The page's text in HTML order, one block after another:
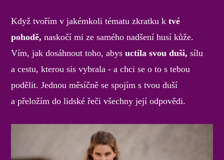
Když tvořím v jakémkoli tématu zkratku ktvé
pohodě, naskočí mi ze samého nadšení husí kůže.
Vím, jak dosáhnout toho, abysuctila svou duši, sílu
a cestu, kterou sis vybrala - a chci se o to s tebou
podělit. Jednou měsíčně se spojím s tvou duší
a přeložím do lidské řeči všechny její odpovědi.